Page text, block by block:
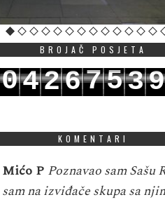
BROJAČ POSJETA
04267539
KOMENTARI
Mićo P Poznavao sam Sašu
sam na izviđače skupa sa